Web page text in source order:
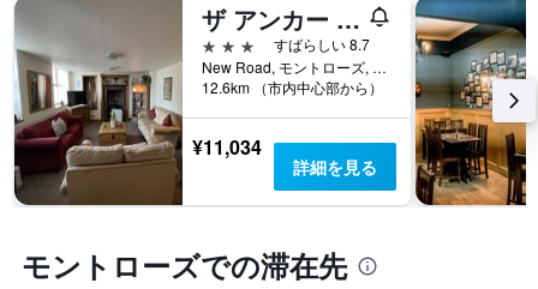
表
し
て
い
ま
す
ザ アンカー ホテル
3つ星
すばらしい 8.7
New Road, モントローズ, イギリス
12.6km （市内中心部から）
¥11,034
詳細を見る
モントローズでの滞在先